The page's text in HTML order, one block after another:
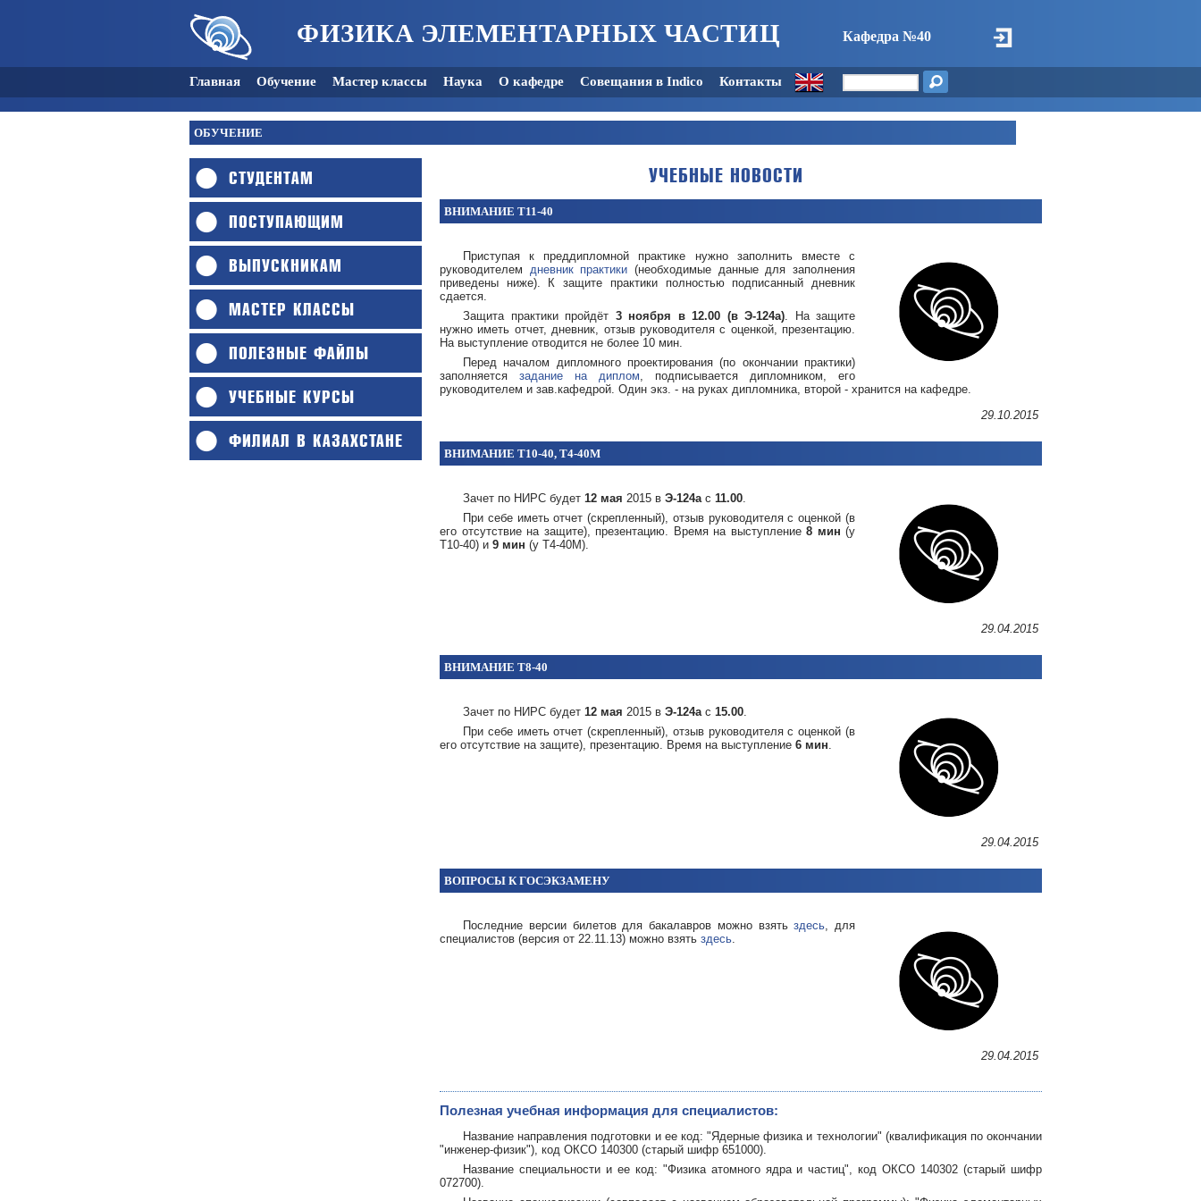
ФИЗИКА ЭЛЕМЕНТАРНЫХ ЧАСТИЦ Кафедра №40
Главная Обучение Мастер классы Наука О кафедре Совещания в Indico Контакты
ОБУЧЕНИЕ
СТУДЕНТАМ
ПОСТУПАЮЩИМ
ВЫПУСКНИКАМ
МАСТЕР КЛАССЫ
ПОЛЕЗНЫЕ ФАЙЛЫ
УЧЕБНЫЕ КУРСЫ
ФИЛИАЛ В КАЗАХСТАНЕ
УЧЕБНЫЕ НОВОСТИ
ВНИМАНИЕ Т11-40
Приступая к преддипломной практике нужно заполнить вместе с
руководителем дневник практики (необходимые данные для заполнения
приведены ниже). К защите практики полностью подписанный дневник
сдается.
Защита практики пройдёт 3 ноября в 12.00 (в Э-124а). На защите
нужно иметь отчет, дневник, отзыв руководителя с оценкой, презентацию.
На выступление отводится не более 10 мин.
Перед началом дипломного проектирования (по окончании практики)
заполняется задание на диплом, подписывается дипломником, его
руководителем и зав.кафедрой. Один экз. - на руках дипломника, второй - хранится на кафедре.
29.10.2015
ВНИМАНИЕ Т10-40, Т4-40М
Зачет по НИРС будет 12 мая 2015 в Э-124ас 11.00.
При себе иметь отчет (скрепленный), отзыв руководителя с оценкой (в
его отсутствие на защите), презентацию. Время на выступление8 мин (у
Т10-40) и 9 мин (у Т4-40М).
29.04.2015
ВНИМАНИЕ Т8-40
Зачет по НИРС будет 12 мая 2015 в Э-124ас 15.00.
При себе иметь отчет (скрепленный), отзыв руководителя с оценкой (в
его отсутствие на защите), презентацию. Время на выступление 6 мин.
29.04.2015
ВОПРОСЫ К ГОСЭКЗАМЕНУ
Последние версии билетов для бакалавров можно взятьздесь, для
специалистов (версия от 22.11.13) можно взять здесь.
29.04.2015
Полезная учебная информация для специалистов:
Название направления подготовки и ее код: "Ядерные физика и технологии" (квалификация по окончании
"инженер-физик"), код ОКСО 140300 (старый шифр 651000).
Название специальности и ее код: "Физика атомного ядра и частиц", код ОКСО 140302 (старый шифр
072700).